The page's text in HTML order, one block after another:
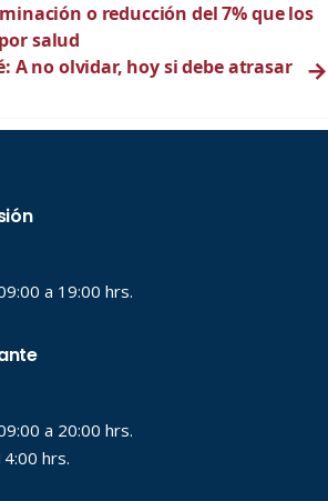
o reducción del 7% que los
salud
A no olvidar, hoy si debe atrasar
→